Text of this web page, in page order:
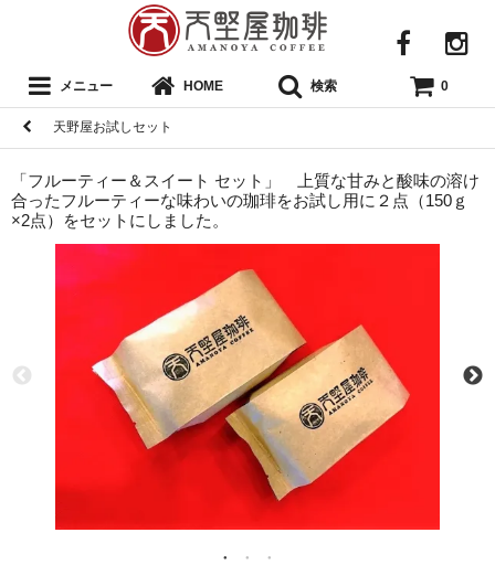
メニュー HOME 検索 0
天野屋お試しセット
「フルーティー＆スイート セット」 上質な甘みと酸味の溶け
合ったフルーティーな味わいの珈琲をお試し用に２点（150ｇ
×2点）をセットにしました。